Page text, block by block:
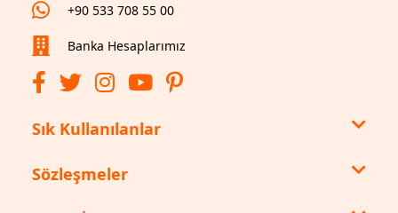
+90 533 708 55 00
Banka Hesaplarımız
Sık Kullanılanlar
Sözleşmeler